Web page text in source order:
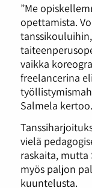
”Me
opettamista.
vaikka
freelancerina
Salmela kertoo.
vielä
raskaita,
myös paljon
kuuntelusta.